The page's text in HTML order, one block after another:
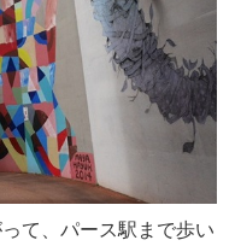
て、パース駅まで歩い